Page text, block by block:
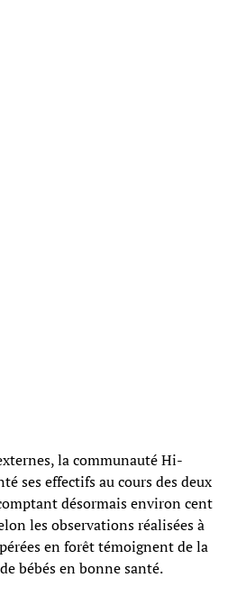
la communauté Hi-
ses effectifs au cours des deux
désormais environ cent
les observations réalisées à
en forêt témoignent de la
bébés en bonne santé.